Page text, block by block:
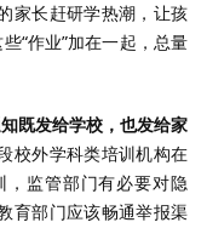
家长赶研学热潮，让孩
“作业”加在一起，总量
既发给学校，也发给家
校外学科类培训机构在
监管部门有必要对隐
育部门应该畅通举报渠